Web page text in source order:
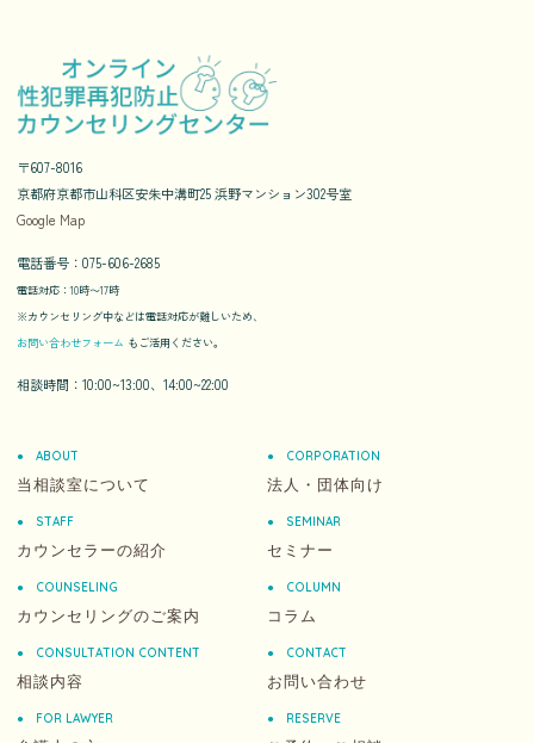
〒607-8016
京都府京都市山科区安朱中溝町25 浜野マンション302号室
Google Map
電話番号：075-606-2685
電話対応：10時〜17時
※カウンセリング中などは電話対応が難しいため、
お問い合わせフォーム もご活用ください。
相談時間：10:00~13:00、14:00~22:00
ABOUT
当相談室について
STAFF
カウンセラーの紹介
COUNSELING
カウンセリングのご案内
CONSULTATION CONTENT
相談内容
FOR LAWYER
CORPORATION
法人・団体向け
SEMINAR
セミナー
COLUMN
コラム
CONTACT
お問い合わせ
RESERVE